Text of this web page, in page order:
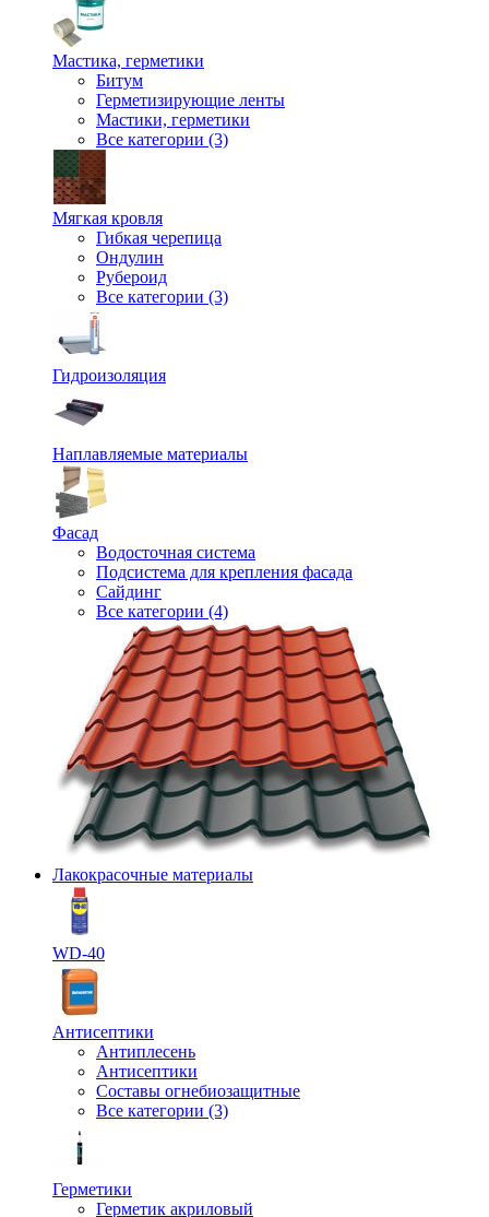
Мастика, герметики
Битум
Герметизирующие ленты
Мастики, герметики
Все категории (3)
Мягкая кровля
Гибкая черепица
Ондулин
Рубероид
Все категории (3)
Гидроизоляция
Наплавляемые материалы
Фасад
Водосточная система
Подсистема для крепления фасада
Сайдинг
Все категории (4)
Лакокрасочные материалы
WD-40
Антисептики
Антиплесень
Антисептики
Составы огнебиозащитные
Все категории (3)
Герметики
Герметик акриловый